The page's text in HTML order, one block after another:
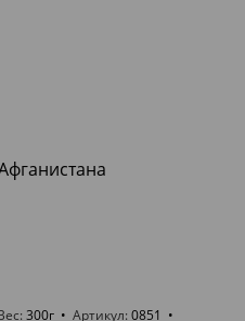
300г Артикул 0851